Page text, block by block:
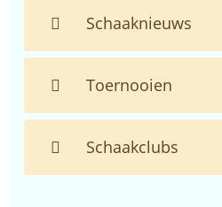
Schaaknieuws
Toernooien
Schaakclubs